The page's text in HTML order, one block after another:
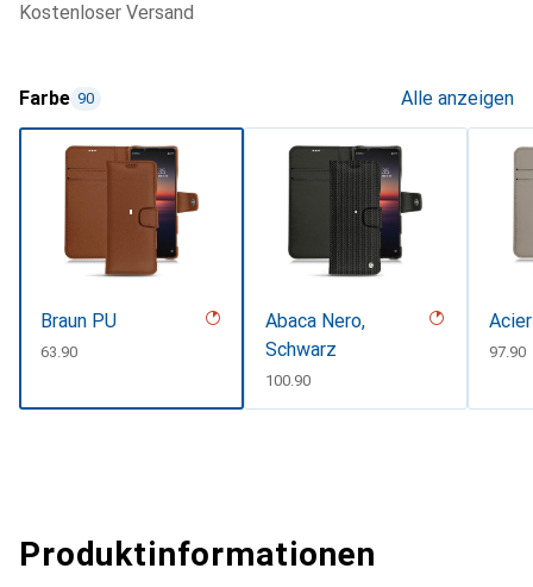
kostenloser Versand
Farbe 90 Alle anzeigen
Braun PU
CHF
63.90
Abaca Nero,
Schwarz
CHF
100.90
CHF
97.90
Produktinformationen